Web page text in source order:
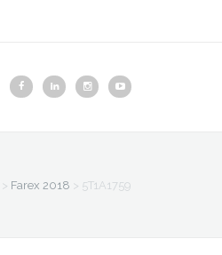
> Farex 2018 > 5T1A1759